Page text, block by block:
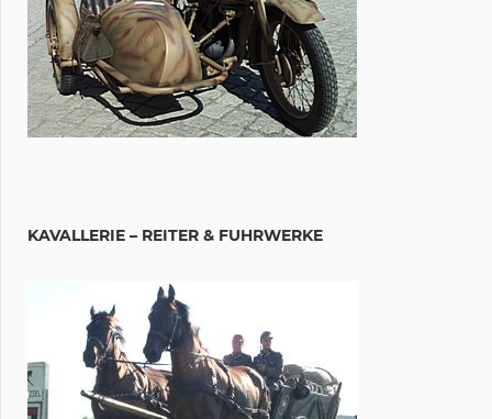
KAVALLERIE – REITER & FUHRWERKE